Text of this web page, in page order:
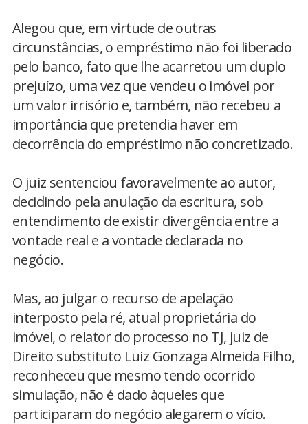
Alegou que, em virtude de outras
circunstâncias, o empréstimo não foi liberado
pelo banco, fato que lhe acarretou um duplo
prejuízo, uma vez que vendeu o imóvel por
um valor irrisório e, também, não recebeu a
importância que pretendia haver em
decorrência do empréstimo não concretizado.
O juiz sentenciou favoravelmente ao autor,
decidindo pela anulação da escritura, sob
entendimento de existir divergência entre a
vontade real e a vontade declarada no
negócio.
Mas, ao julgar o recurso de apelação
interposto pela ré, atual proprietária do
imóvel, o relator do processo no TJ, juiz de
Direito substituto Luiz Gonzaga Almeida Filho,
reconheceu que mesmo tendo ocorrido
simulação, não é dado àqueles que
participaram do negócio alegarem o vício.